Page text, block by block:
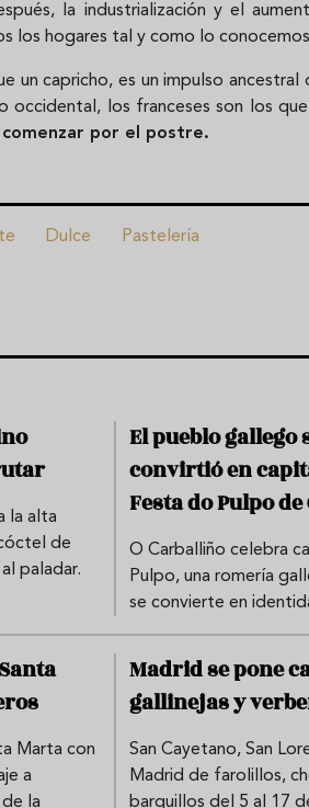
la industrialización y el
los hogares tal y como lo
un capricho, es un impulso
occidental, los franceses son los
por el postre.
Dulce Pastelería
la alta
de
paladar.
El pueblo gallego
convirtió en
Festa do Pulpo
O Carballiño celebra
Pulpo, una romería
se convierte en
Marta con
a
la
Madrid se pone
gallinejas y
San Cayetano, San
Madrid de farolillos,
barquillos del 5 al 17